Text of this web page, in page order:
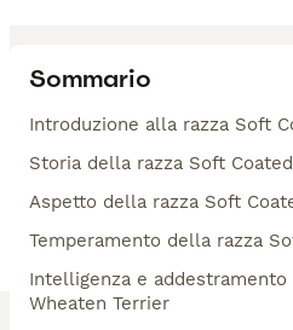
Sommario
Introduzione alla razza Soft
Storia della razza Soft
Aspetto della razza Soft
Temperamento della razza
Intelligenza e
Wheaten Terrier